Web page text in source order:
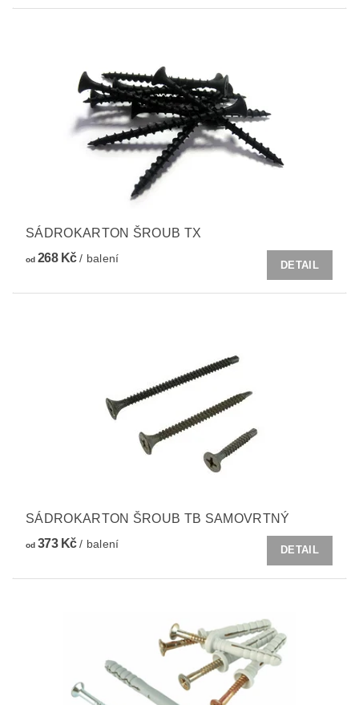
SÁDROKARTON ŠROUB TX
od268 Kč/ balení
DETAIL
SÁDROKARTON ŠROUB TB SAMOVRTNÝ
od373 Kč/ balení
DETAIL